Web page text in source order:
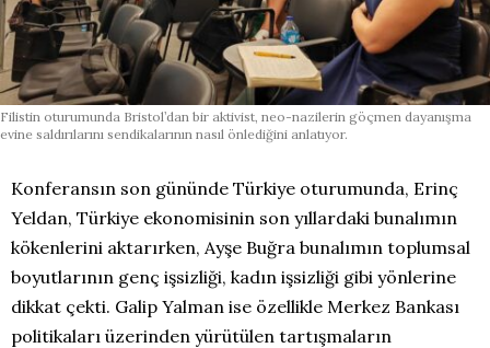
Filistin oturumunda Bristol’dan bir aktivist, neo-nazilerin göçmen dayanışma
evine saldırılarını sendikalarının nasıl önlediğini anlatıyor.
Konferansın son gününde Türkiye oturumunda, Erinç
Yeldan, Türkiye ekonomisinin son yıllardaki bunalımın
kökenlerini aktarırken, Ayşe Buğra bunalımın toplumsal
boyutlarının genç işsizliği, kadın işsizliği gibi yönlerine
dikkat çekti. Galip Yalman ise özellikle Merkez Bankası
politikaları üzerinden yürütülen tartışmaların